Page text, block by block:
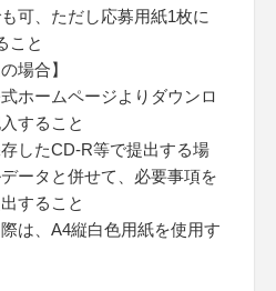
可、ただし応募用紙1枚に
こと
場合】
ホームページよりダウンロ
すること
したCD-R等で提出する場
ータと併せて、必要事項を
すること
は、A4縦白色用紙を使用す